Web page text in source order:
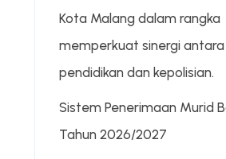
Kota Malang dalam rangka
memperkuat sinergi antara
pendidikan dan kepolisian.
Sistem Penerimaan Murid
Tahun 2026/2027